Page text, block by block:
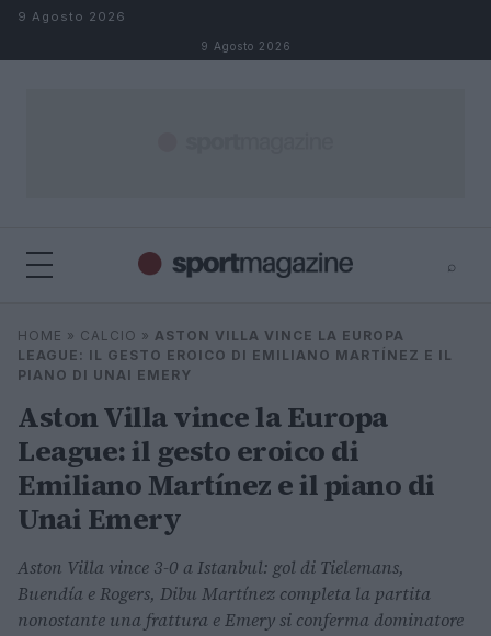
Salta al contenuto
9 Agosto 2026
9 Agosto 2026
⌕
Cerca
HOME » CALCIO » ASTON VILLA VINCE LA EUROPA
LEAGUE: IL GESTO EROICO DI EMILIANO MARTÍNEZ E IL
PIANO DI UNAI EMERY
Aston Villa vince la Europa
League: il gesto eroico di
Emiliano Martínez e il piano di
Unai Emery
Aston Villa vince 3-0 a Istanbul: gol di Tielemans,
Buendía e Rogers, Dibu Martínez completa la partita
nonostante una frattura e Emery si conferma dominatore